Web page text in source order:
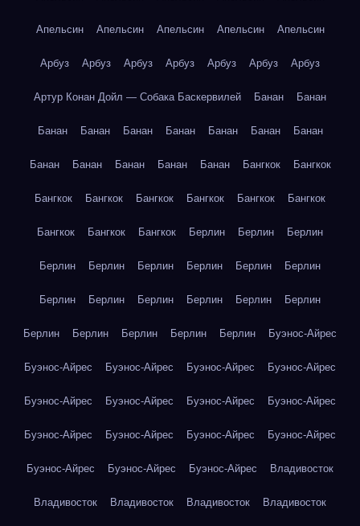
Апельсин Апельсин Апельсин Апельсин Апельсин
Арбуз Арбуз Арбуз Арбуз Арбуз Арбуз Арбуз
Артур Конан Дойл — Собака Баскервилей Банан Банан
Банан Банан Банан Банан Банан Банан Банан
Банан Банан Банан Банан Банан Бангкок Бангкок
Бангкок Бангкок Бангкок Бангкок Бангкок Бангкок
Бангкок Бангкок Бангкок Берлин Берлин Берлин
Берлин Берлин Берлин Берлин Берлин Берлин
Берлин Берлин Берлин Берлин Берлин Берлин
Берлин Берлин Берлин Берлин Берлин Буэнос-Айрес
Буэнос-Айрес Буэнос-Айрес Буэнос-Айрес Буэнос-Айрес
Буэнос-Айрес Буэнос-Айрес Буэнос-Айрес Буэнос-Айрес
Буэнос-Айрес Буэнос-Айрес Буэнос-Айрес Буэнос-Айрес
Буэнос-Айрес Буэнос-Айрес Буэнос-Айрес Владивосток
Владивосток Владивосток Владивосток Владивосток